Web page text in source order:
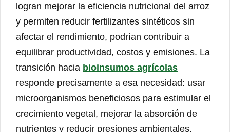
logran mejorar la eficiencia nutricional del arroz
y permiten reducir fertilizantes sintéticos sin
afectar el rendimiento, podrían contribuir a
equilibrar productividad, costos y emisiones. La
transición hacia bioinsumos agrícolas
responde precisamente a esa necesidad: usar
microorganismos beneficiosos para estimular el
crecimiento vegetal, mejorar la absorción de
nutrientes y reducir presiones ambientales.